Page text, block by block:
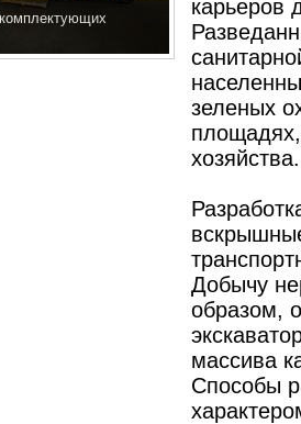
карьеров
зеленых
хозяйства.
Добычу
образом,
массива
Способы